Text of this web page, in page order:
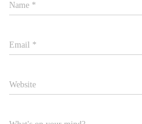
Name *
Email *
Website